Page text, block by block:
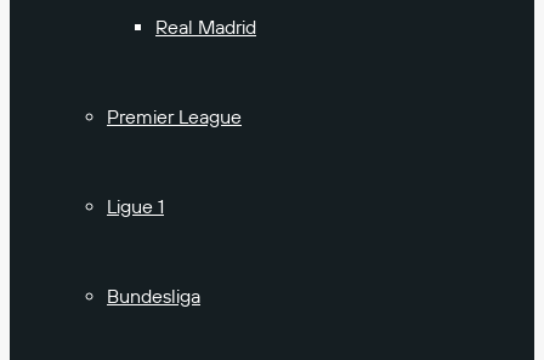
Real Madrid
Premier League
Ligue 1
Bundesliga